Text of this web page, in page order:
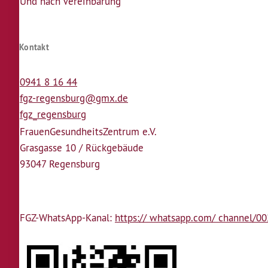
Kontakt
0941 8 16 44
fgz-regensburg@gmx.de
fgz_regensburg
Frauen­Gesundheits­Zentrum e.V.
Grasgasse 10 / Rückgebäude
93047 Regensburg
FGZ-WhatsApp-Kanal: https:// whatsapp.com/ channel/